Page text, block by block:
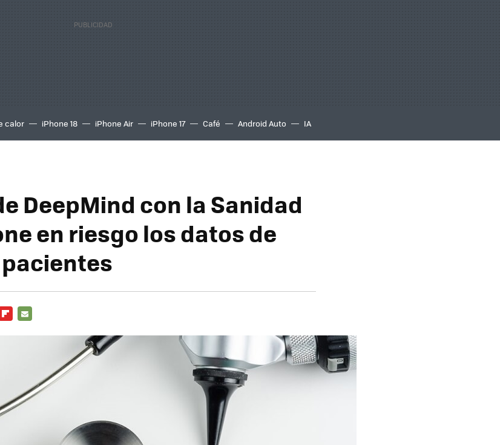
calor iPhone 18 iPhone Air iPhone 17 Café Android Auto IA
DeepMind con la Sanidad
en riesgo los datos de